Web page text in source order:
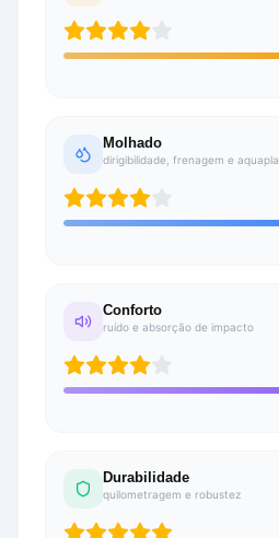
Molhado
dirigibilidade, frenagem e
Conforto
ruído e absorção de impacto
Durabilidade
quilometragem e robustez